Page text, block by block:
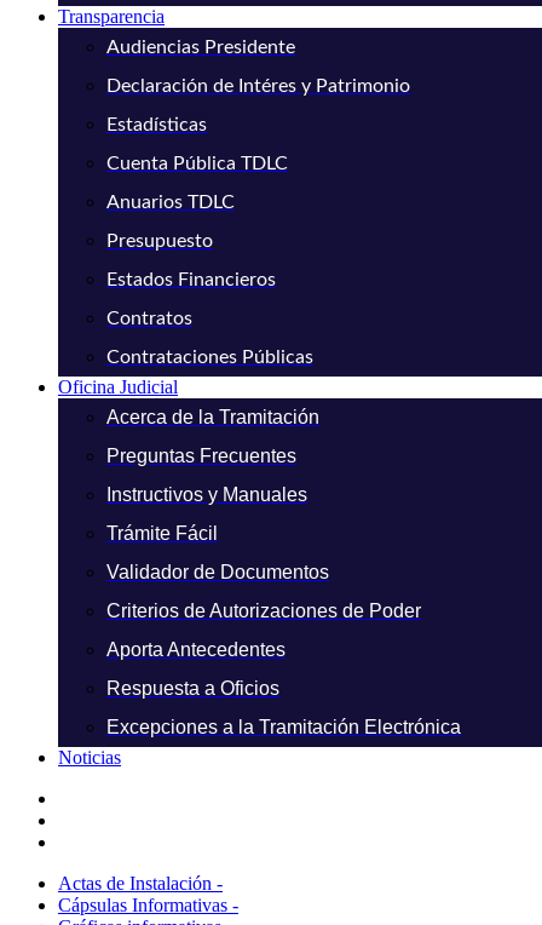
Transparencia
Audiencias Presidente
Declaración de Intéres y Patrimonio
Estadísticas
Cuenta Pública TDLC
Anuarios TDLC
Presupuesto
Estados Financieros
Contratos
Contrataciones Públicas
Oficina Judicial
Acerca de la Tramitación
Preguntas Frecuentes
Instructivos y Manuales
Trámite Fácil
Validador de Documentos
Criterios de Autorizaciones de Poder
Aporta Antecedentes
Respuesta a Oficios
Excepciones a la Tramitación Electrónica
Noticias
Actas de Instalación -
Cápsulas Informativas -